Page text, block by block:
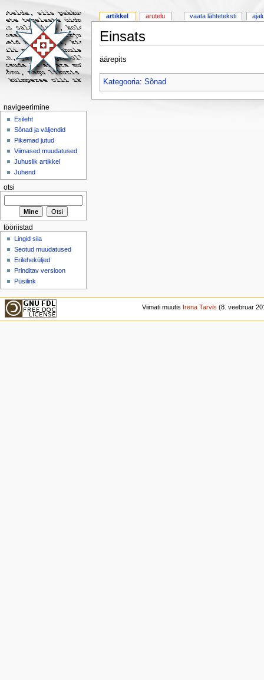
Einsats
äärepits
Kategooria: Sõnad
artikkel arutelu vaata lähteteksti
navigeerimine
Esileht
Sõnad ja väljendid
Pikemad jutud
Viimased muudatused
Juhuslik artikkel
Juhend
otsi
tööriistad
Lingid siia
Seotud muudatused
Erileheküljed
Prinditav versioon
Püsilink
Viimati muutis Irena Tarvis (8. veebruar